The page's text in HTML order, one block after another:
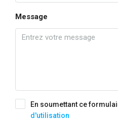
Message
En soumettant ce
d'utilisation